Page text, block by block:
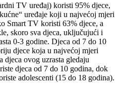
TV uređaj) koristi 95% djece,
uređaje koji u najvećoj mjeri
Smart TV koristi 63% djece, a
skoro sva djeca, uključujući i
0-3 godine. Djeca od 7 do 10
djece koja u najvećoj mjeri
djeca ovog uzrasta gledaju
djeca od 7 do 10 godina, dok
adolescenti (15 do 18 godina).